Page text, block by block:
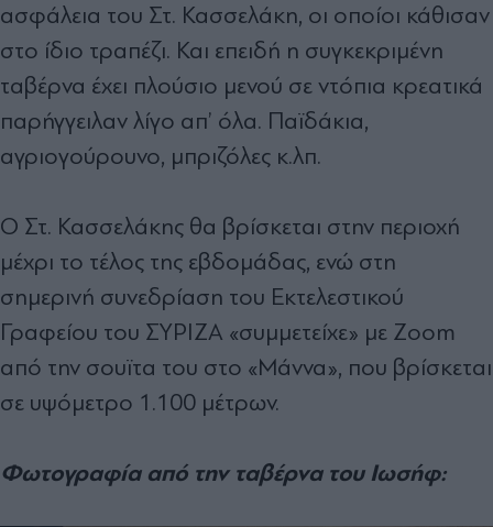
ασφάλεια του Στ. Κασσελάκη, οι οποίοι κάθισαν
στο ίδιο τραπέζι. Και επειδή η συγκεκριμένη
ταβέρνα έχει πλούσιο μενού σε ντόπια κρεατικά
παρήγγειλαν λίγο απ’ όλα. Παϊδάκια,
αγριογούρουνο, μπριζόλες κ.λπ.
Ο Στ. Κασσελάκης θα βρίσκεται στην περιοχή
μέχρι το τέλος της εβδομάδας, ενώ στη
σημερινή συνεδρίαση του Εκτελεστικού
Γραφείου του ΣΥΡΙΖΑ «συμμετείχε» με Zoom
από την σουϊτα του στο «Μάννα», που βρίσκεται
σε υψόμετρο 1.100 μέτρων.
Φωτογραφία από την ταβέρνα του Ιωσήφ: